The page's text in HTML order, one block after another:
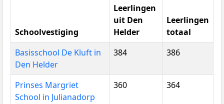
Schoolvestiging
Leerlingen
uit Den
Helder
Leerlingen
totaal
Basisschool De Kluft in
Den Helder
384 386
Prinses Margriet
School in Julianadorp
360 364